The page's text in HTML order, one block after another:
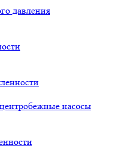
давления
насосы